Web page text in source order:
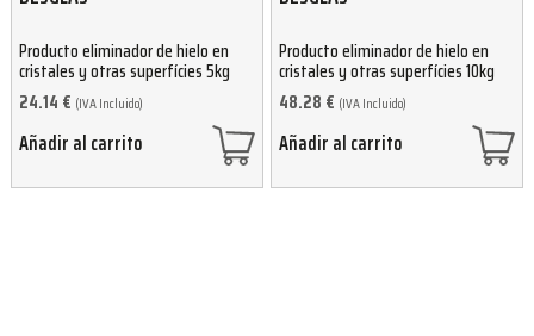
Producto eliminador de hielo en
cristales y otras superfícies 5kg
24.14 € (IVA Incluido)
Añadir al carrito
Producto eliminador de hielo en
cristales y otras superfícies 10kg
48.28 € (IVA Incluido)
Añadir al carrito